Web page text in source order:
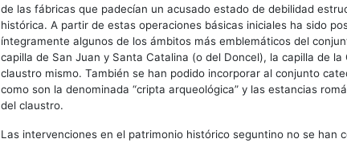
de las fábricas que padecían un acusado estado de debilidad
histórica. A partir de estas operaciones básicas iniciales ha sido
íntegramente algunos de los ámbitos más emblemáticos del
capilla de San Juan y Santa Catalina (o del Doncel), la capilla de
claustro mismo. También se han podido incorporar al conjunto
como son la denominada “cripta arqueológica” y las estancias
del claustro.
Las intervenciones en el patrimonio histórico seguntino no se han